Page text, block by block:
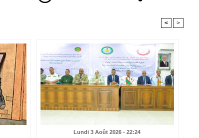
< >
Lundi 3 Août 2026 - 22:24